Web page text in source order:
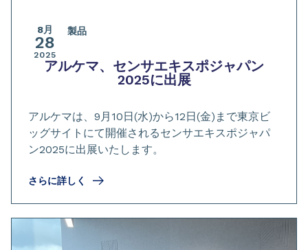
8月
28
2025
製品
アルケマ、センサエキスポジャパン
2025に出展
アルケマは、9月10日(水)から12日(金)まで東京ビ
ッグサイトにて開催されるセンサエキスポジャパ
ン2025に出展いたします。
さらに詳しく